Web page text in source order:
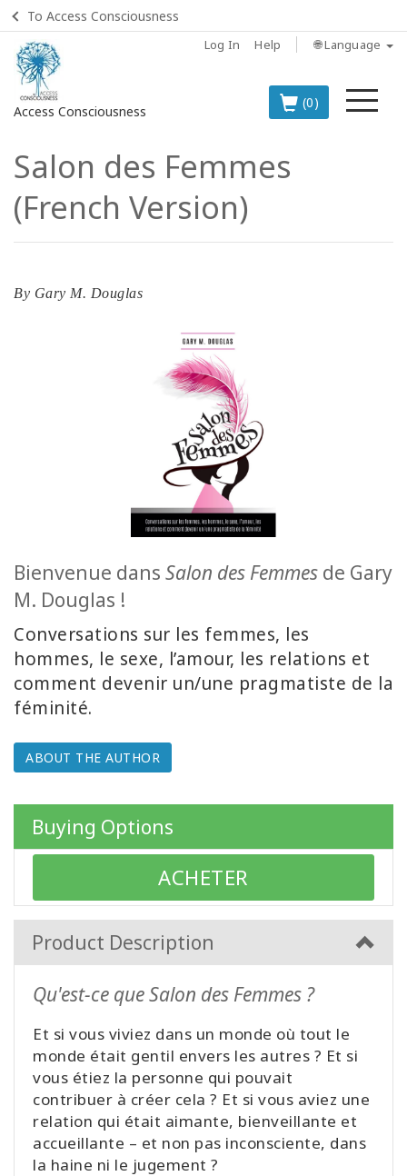
To Access Consciousness
Log In Help 🌐 Language
Access Consciousness
(0)
Sign
in
to
Your
Account
BOOKS
View
View
Authors
By
Language
WISHLIST
CONTACT
SEARCH
Salon des Femmes
(French Version)
By Gary M. Douglas
Bienvenue dans Salon des Femmes de Gary
M. Douglas !
Conversations sur les femmes, les
hommes, le sexe, l’amour, les relations et
comment devenir un/une pragmatiste de la
féminité.
ABOUT THE AUTHOR
Buying Options
ACHETER
Product Description
Qu'est-ce que Salon des Femmes ?
Et si vous viviez dans un monde où tout le
monde était gentil envers les autres ? Et si
vous étiez la personne qui pouvait
contribuer à créer cela ? Et si vous aviez une
relation qui était aimante, bienveillante et
accueillante – et non pas inconsciente, dans
la haine ni le jugement ?